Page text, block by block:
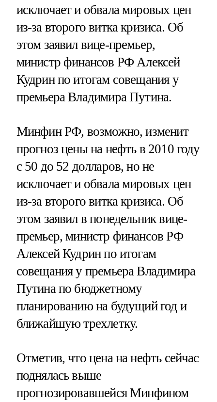
исключает и обвала мировых цен
из-за второго витка кризиса. Об
этом заявил вице-премьер,
министр финансов РФ Алексей
Кудрин по итогам совещания у
премьера Владимира Путина.
Минфин РФ, возможно, изменит
прогноз цены на нефть в 2010 году
с 50 до 52 долларов, но не
исключает и обвала мировых цен
из-за второго витка кризиса. Об
этом заявил в понедельник вице-
премьер, министр финансов РФ
Алексей Кудрин по итогам
совещания у премьера Владимира
Путина по бюджетному
планированию на будущий год и
ближайшую трехлетку.
Отметив, что цена на нефть сейчас
поднялась выше
прогнозировавшейся Минфином